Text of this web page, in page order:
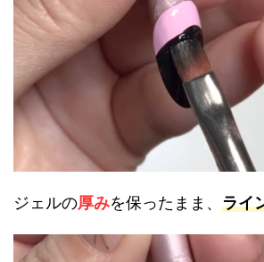
ジェルの厚みを保ったまま、 ライ